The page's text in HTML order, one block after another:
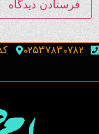
۰۲۵۳۷۸۳۰۷۸۲ کد